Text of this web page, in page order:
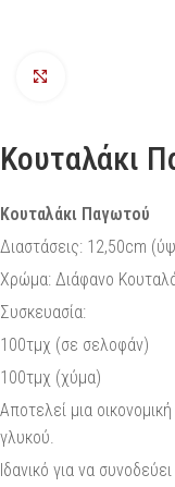
Κουταλάκι
Κουταλάκι Παγωτού
Διαστάσεις: 12,50cm
Χρώμα: Διάφανο
Συσκευασία:
100τμχ (σε σελοφάν)
100τμχ (χύμα)
Αποτελεί μια
γλυκού.
Ιδανικό για να